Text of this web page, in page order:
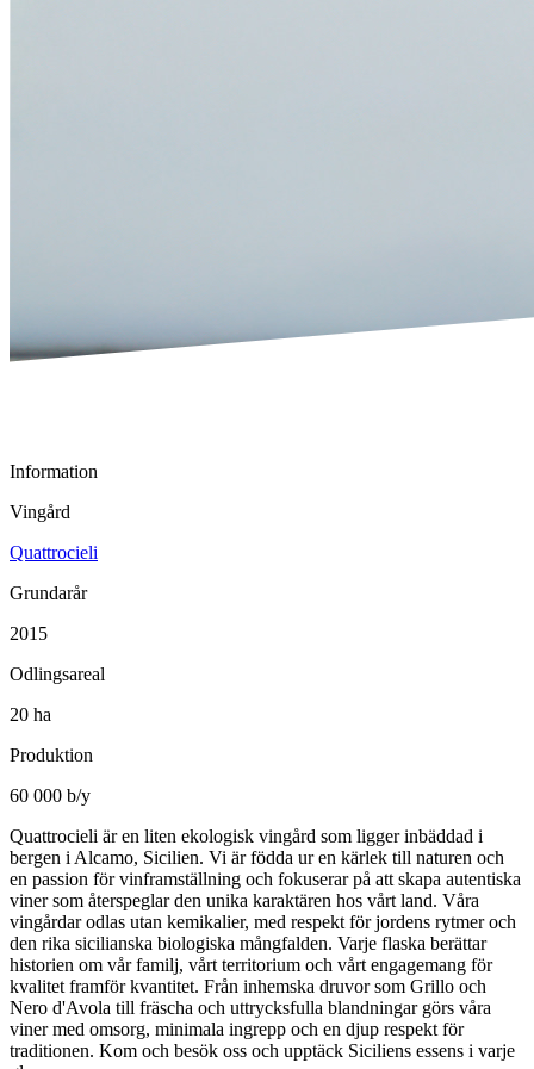
Information
Vingård
Quattrocieli
Grundarår
2015
Odlingsareal
20 ha
Produktion
60 000 b/y
Quattrocieli är en liten ekologisk vingård som ligger inbäddad i
bergen i Alcamo, Sicilien. Vi är födda ur en kärlek till naturen och
en passion för vinframställning och fokuserar på att skapa autentiska
viner som återspeglar den unika karaktären hos vårt land. Våra
vingårdar odlas utan kemikalier, med respekt för jordens rytmer och
den rika sicilianska biologiska mångfalden. Varje flaska berättar
historien om vår familj, vårt territorium och vårt engagemang för
kvalitet framför kvantitet. Från inhemska druvor som Grillo och
Nero d'Avola till fräscha och uttrycksfulla blandningar görs våra
viner med omsorg, minimala ingrepp och en djup respekt för
traditionen. Kom och besök oss och upptäck Siciliens essens i varje